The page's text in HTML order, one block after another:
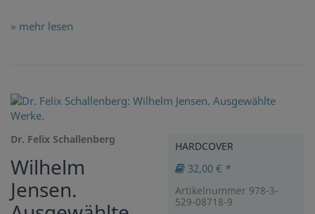
» mehr lesen
Dr. Felix Schallenberg
Wilhelm
Jensen.
HARDCOVER
32,00 € *
Artikelnummer 978-3-
529-08718-9